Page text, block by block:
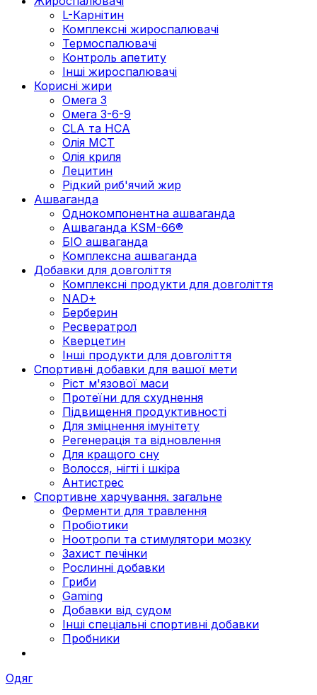
L-Карнітин
Комплексні жироспалювачі
Термоспалювачі
Контроль апетиту
Інші жироспалювачі
Корисні жири
Омега 3
Омега 3-6-9
CLA та HCA
Олія МСТ
Олія криля
Лецитин
Рідкий риб'ячий жир
Ашваганда
Однокомпонентна ашваганда
Ашваганда KSM-66®
БІО ашваганда
Комплексна ашваганда
Добавки для довголіття
Комплексні продукти для довголіття
NAD+
Берберин
Ресвератрол
Кверцетин
Інші продукти для довголіття
Спортивні добавки для вашої мети
Ріст м'язової маси
Протеїни для схуднення
Підвищення продуктивності
Для зміцнення імунітету
Регенерація та відновлення
Для кращого сну
Волосся, нігті і шкіра
Антистрес
Спортивне харчування. загальне
Ферменти для травлення
Пробіотики
Ноотропи та стимулятори мозку
Захист печінки
Рослинні добавки
Гриби
Gaming
Добавки від судом
Інші спеціальні спортивні добавки
Пробники
Одяг